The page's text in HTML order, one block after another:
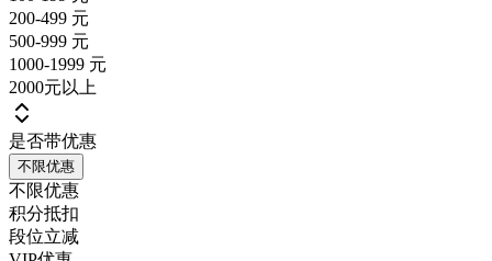
200-499 元
500-999 元
1000-1999 元
2000元以上
是否带优惠
不限优惠
不限优惠
积分抵扣
段位立减